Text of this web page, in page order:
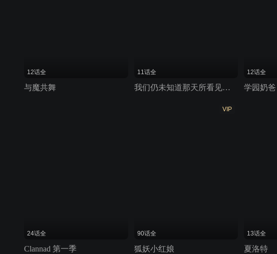
12话全
与魔共舞
11话全
我们仍未知道那天所看见的花的名字
12话全
学园奶爸
24话全
Clannad 第一季
VIP
90话全
狐妖小红娘
13话全
夏洛特